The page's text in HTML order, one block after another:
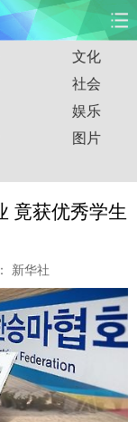
财经
教育
汽车
食品
数据
无人机
文化
社会
娱乐
图片
竟获优秀学生
新华社